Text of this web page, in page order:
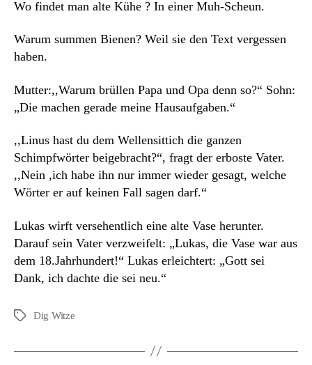
Wo findet man alte Kühe ? In einer Muh-Scheun.
Warum summen Bienen? Weil sie den Text vergessen
haben.
Mutter:,,Warum brüllen Papa und Opa denn so?“ Sohn:
„Die machen gerade meine Hausaufgaben.“
,,Linus hast du dem Wellensittich die ganzen
Schimpfwörter beigebracht?“, fragt der erboste Vater.
,,Nein ,ich habe ihn nur immer wieder gesagt, welche
Wörter er auf keinen Fall sagen darf.“
Lukas wirft versehentlich eine alte Vase herunter.
Darauf sein Vater verzweifelt: „Lukas, die Vase war aus
dem 18.Jahrhundert!“ Lukas erleichtert: „Gott sei
Dank, ich dachte die sei neu.“
Schlagwörter
Dig Witze